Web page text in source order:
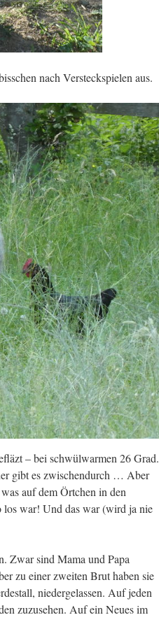
nach Versteckspielen aus.
– bei schwülwarmen 26 Grad.
gibt es zwischendurch … Aber
auf dem Örtchen in den
los war! Und das war (wird ja nie
Zwar sind Mama und Papa
zu einer zweiten Brut haben sie
niedergelassen. Auf jeden
zuzusehen. Auf ein Neues im